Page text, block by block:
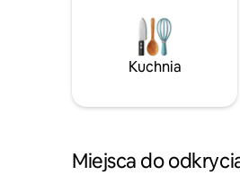
Kuchnia
Miejsca do